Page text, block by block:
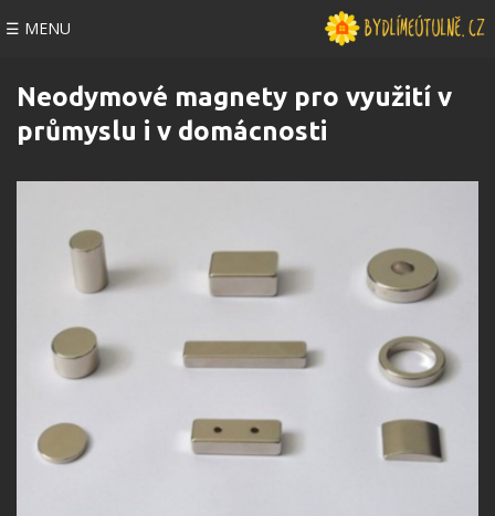
☰ MENU
Neodymové magnety pro využití v
průmyslu i v domácnosti